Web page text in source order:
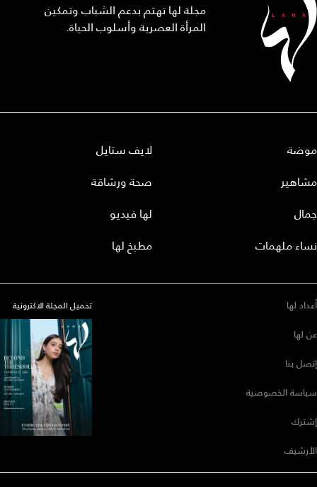
مجلة لها تهتم بدعم الشباب وتمكين
المرأة العصرية وأسلوب الحياة.
موضة
مشاهير
جمال
نساء ملهمات
لايف ستايل
صحة ورشاقة
لها فيديو
مطبخ لها
أعداد لها
عن لها
إتصل بنا
سياسة الخصوصية
إشترك
الأرشيف
تحميل المجلة الاكترونية